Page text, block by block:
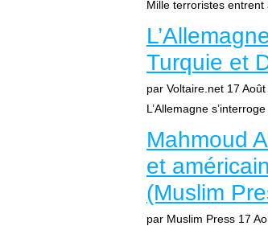
Mille terroristes entrent
Turquie et
par Voltaire.net 17
L’Allemagne
Mahmoud
et
(Muslim
par Muslim Press 17